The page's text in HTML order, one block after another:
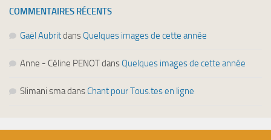
COMMENTAIRES RÉCENTS
Gaël Aubritdans Quelques images de cette année
Anne - Céline PENOTdans Quelques images de cette année
Slimani smadans Chant pour Tous.tes en ligne